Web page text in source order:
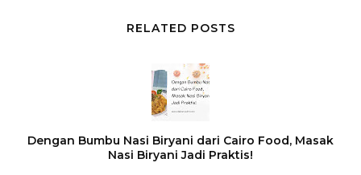
RELATED POSTS
Dengan Bumbu Nasi Biryani dari Cairo Food, Masak
Nasi Biryani Jadi Praktis!